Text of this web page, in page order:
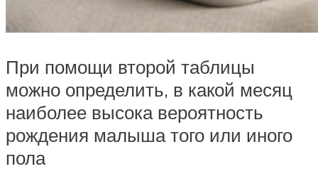
При помощи второй таблицы
можно определить, в какой месяц
наиболее высока вероятность
рождения малыша того или иного
пола